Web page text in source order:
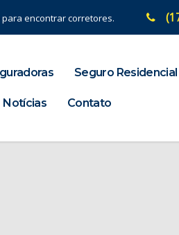
para encontrar corretores.
Seguro Residencial
Notícias Contato